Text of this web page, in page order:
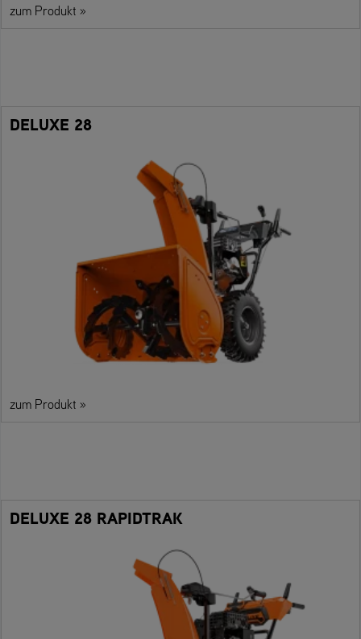
zum Produkt »
DELUXE 28
zum Produkt »
DELUXE 28 RAPIDTRAK